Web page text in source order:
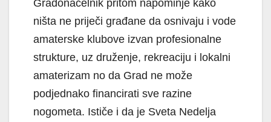
Gradonačelnik pritom napominje kako
ništa ne priječi građane da osnivaju i vode
amaterske klubove izvan profesionalne
strukture, uz druženje, rekreaciju i lokalni
amaterizam no da Grad ne može
podjednako financirati sve razine
nogometa. Ističe i da je Sveta Nedelja